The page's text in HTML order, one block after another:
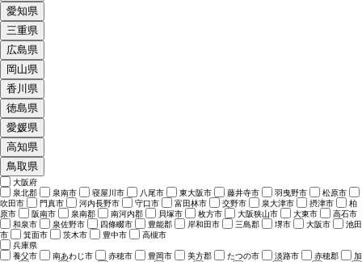
愛知県
三重県
広島県
岡山県
香川県
徳島県
愛媛県
高知県
鳥取県
大阪府
泉北郡
泉南市 寝屋川市 八尾市 東大阪市 藤井寺市 羽曳野市
松原市
吹田市
門真市 河内長野市 守口市 富田林市 交野市 泉大津市 摂津市
柏
原市
阪南市 泉南郡 南河内郡 貝塚市 枚方市 大阪狭山市 大東市
高石市
和泉市
泉佐野市 四條畷市 豊能郡 岸和田市 三島郡 堺市 大阪市
池田
市
箕面市 茨木市 豊中市
高槻市
兵庫県
養父市
南あわじ市 赤穂市 豊岡市 美方郡 たつの市 淡路市 赤穂郡 加